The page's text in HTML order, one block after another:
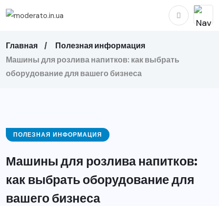
Главная
Полезная информация
Машины для розлива напитков: как выбрать
оборудование для вашего бизнеса
ПОЛЕЗНАЯ ИНФОРМАЦИЯ
Машины для розлива напитков:
как выбрать оборудование для
вашего бизнеса